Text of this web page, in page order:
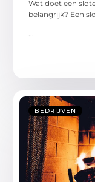
Wat doet een
belangrijk? Een
...
BEDRIJVEN